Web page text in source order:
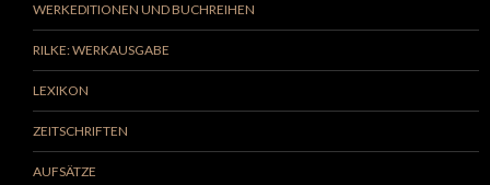
WERKEDITIONEN UND BUCHREIHEN
RILKE: WERKAUSGABE
LEXIKON
ZEITSCHRIFTEN
AUFSÄTZE